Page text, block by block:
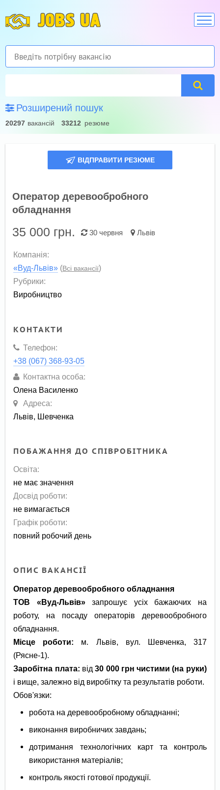
JOBS UA
Розширений пошук
20297 вакансій 33212 резюме
ВІДПРАВИТИ РЕЗЮМЕ
Оператор деревообробного
обладнання
35 000 грн. 30 червня Львів
Компанія:
«Вуд-Львів» (Всі вакансії)
Рубрики:
Виробництво
КОНТАКТИ
Телефон:
+38 (067) 368-93-05
Контактна особа:
Олена Василенко
Адреса:
Львів, Шевченка
ПОБАЖАННЯ ДО СПІВРОБІТНИКА
Освіта:
не має значення
Досвід роботи:
не вимагається
Графік роботи:
повний робочий день
ОПИС ВАКАНСІЇ
Оператор деревообробного обладнання
ТОВ «Вуд-Львів»запрошує усіх бажаючих на
роботу, на посаду операторів деревообробного
обладнання.
Місце роботи: м. Львів, вул. Шевченка, 317
(Рясне-1).
Заробітна плата: від30 000 грн чистими (на руки)
і вище, залежно від виробітку та результатів роботи.
Обов'язки:
робота на деревообробному обладнанні;
виконання виробничих завдань;
дотримання технологічних карт та контроль
використання матеріалів;
контроль якості готової продукції.